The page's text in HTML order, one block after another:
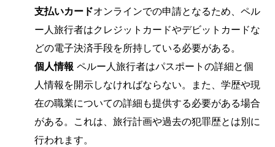
支払いカードオンラインでの申請となるため、ペル
ー人旅行者はクレジットカードやデビットカードな
どの電子決済手段を所持している必要がある。
個人情報 ペルー人旅行者はパスポートの詳細と個
人情報を開示しなければならない。また、学歴や現
在の職業についての詳細も提供する必要がある場合
がある。これは、旅行計画や過去の犯罪歴とは別に
行われます。